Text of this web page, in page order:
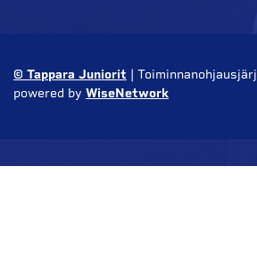
© Tappara Juniorit |
powered by WiseNetwork